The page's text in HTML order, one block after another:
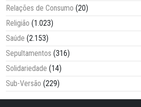
Relações de Consumo (20)
Religião (1.023)
Saúde (2.153)
Sepultamentos (316)
Solidariedade (14)
Sub-Versão (229)